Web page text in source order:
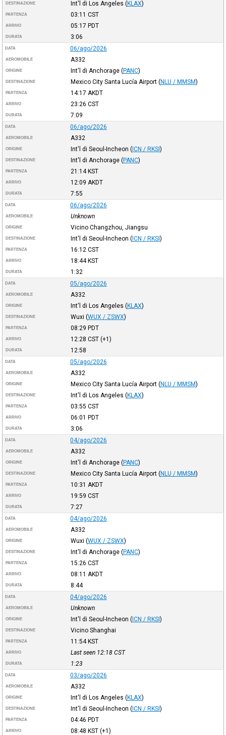
DESTINAZIONE Int'l di Los Angeles (KLAX)
PARTENZA 03:11 CST
ARRIVO 05:17 PDT
DURATA 3:06
DATA 06/ago/2026
AEROMOBILE A332
ORIGINE Int'l di Anchorage (PANC)
DESTINAZIONE Mexico City Santa Lucía Airport (NLU / MMSM)
PARTENZA 14:17 AKDT
ARRIVO 23:26 CST
DURATA 7:09
DATA 06/ago/2026
AEROMOBILE A332
ORIGINE Int'l di Seoul-Incheon (ICN / RKSI)
DESTINAZIONE Int'l di Anchorage (PANC)
PARTENZA 21:14KST
ARRIVO 12:09 AKDT
DURATA 7:55
DATA 06/ago/2026
AEROMOBILE Unknown
ORIGINE Vicino Changzhou, Jiangsu
DESTINAZIONE Int'l di Seoul-Incheon (ICN / RKSI)
PARTENZA 16:12 CST
ARRIVO 18:44KST
DURATA 1:32
DATA 05/ago/2026
AEROMOBILE A332
ORIGINE Int'l di Los Angeles (KLAX)
DESTINAZIONE Wuxi (WUX / ZSWX)
PARTENZA 08:29 PDT
ARRIVO 12:28 CST(+1)
DURATA 12:58
DATA 05/ago/2026
AEROMOBILE A332
ORIGINE Mexico City Santa Lucía Airport (NLU / MMSM)
DESTINAZIONE Int'l di Los Angeles (KLAX)
PARTENZA 03:55 CST
ARRIVO 06:01 PDT
DURATA 3:06
DATA 04/ago/2026
AEROMOBILE A332
ORIGINE Int'l di Anchorage (PANC)
DESTINAZIONE Mexico City Santa Lucía Airport (NLU / MMSM)
PARTENZA 10:31 AKDT
ARRIVO 19:59 CST
DURATA 7:27
DATA 04/ago/2026
AEROMOBILE A332
ORIGINE Wuxi (WUX / ZSWX)
DESTINAZIONE Int'l di Anchorage (PANC)
PARTENZA 15:26 CST
ARRIVO 08:11 AKDT
DURATA 8:44
DATA 04/ago/2026
AEROMOBILE Unknown
ORIGINE Int'l di Seoul-Incheon (ICN / RKSI)
DESTINAZIONE Vicino Shanghai
PARTENZA 11:54KST
ARRIVO Last seen 12:18 CST
DURATA 1:23
DATA 03/ago/2026
AEROMOBILE A332
ORIGINE Int'l di Los Angeles (KLAX)
DESTINAZIONE Int'l di Seoul-Incheon (ICN / RKSI)
PARTENZA 04:46 PDT
ARRIVO 08:48 KST(+1)